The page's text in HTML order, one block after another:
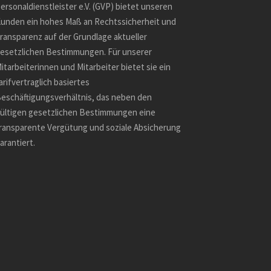
fastest
e.V. (GVP) bietet unseren
ein hohes Maß an Rechtssicherheit und
auf der Grundlage aktueller
Bestimmungen. Für unserer
und Mitarbeiter bietet sie ein
basiertes
das neben den
gesetzlichen Bestimmungen eine
Vergütung und soziale Absicherung